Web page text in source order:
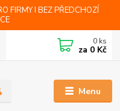
FIRMY I BEZ PŘEDCHOZÍ
Menu
0 ks
za 0 Kč